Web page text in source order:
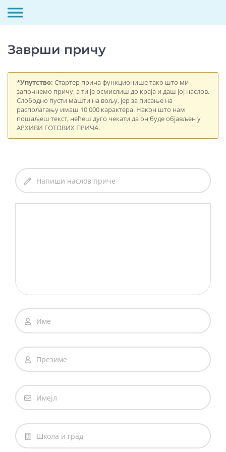
то
цонтент
Заврши причу
*Упутство: Стартер прича функционише тако што ми
започнемо причу, а ти је осмислиш до краја и даш јој наслов.
Слободно пусти машти на вољу, јер за писање на
располагању имаш 10 000 карактера. Након што нам
пошаљеш текст, нећеш дуго чекати да он буде објављен у
АРХИВИ ГОТОВИХ ПРИЧА.